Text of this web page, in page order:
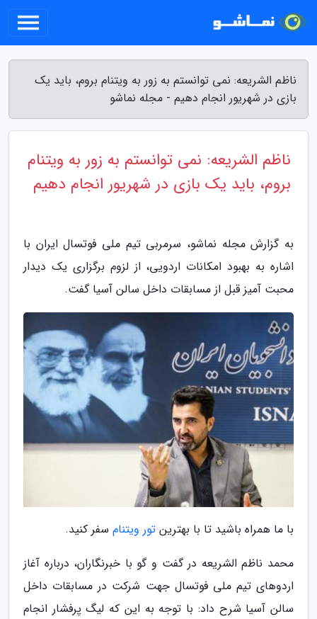
ناظم الشریعه: نمی توانستم به زور به ویتنام بروم، باید یک
بازی در شهریور انجام دهیم - مجله نماشو
ناظم الشریعه: نمی توانستم به زور به ویتنام
بروم، باید یک بازی در شهریور انجام دهیم
به گزارش مجله نماشو، سرمربی تیم ملی فوتسال ایران با
اشاره به بهبود امکانات اردویی، از لزوم برگزاری یک دیدار
محبت آمیز قبل از مسابقات داخل سالن آسیا گفت.
با ما همراه باشید تا با بهترین تور ویتنام سفر کنید.
محمد ناظم الشریعه در گفت و گو با خبرنگاران، درباره آغاز
اردوهای تیم ملی فوتسال جهت شرکت در مسابقات داخل
سالن آسیا شرح داد: با توجه به این که لیگ پرفشار انجام